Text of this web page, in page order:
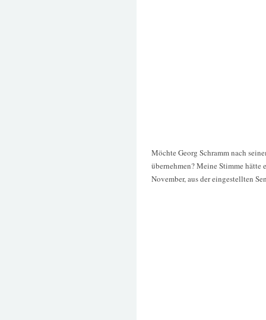
Möchte Georg Schramm nach
übernehmen? Meine Stimme hätte
November, aus der eingestellten